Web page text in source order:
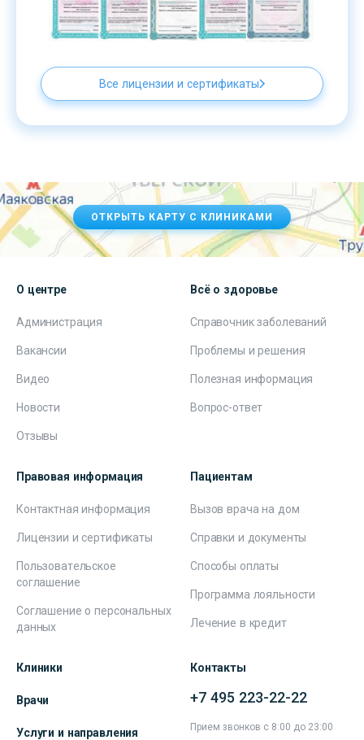
Все лицензии и сертификаты
ОТКРЫТЬ КАРТУ С КЛИНИКАМИ
О центре
Администрация
Вакансии
Видео
Новости
Отзывы
Всё о здоровье
Справочник заболеваний
Проблемы и решения
Полезная информация
Вопрос-ответ
Правовая информация
Контактная информация
Лицензии и сертификаты
Пользовательское
соглашение
Соглашение о персональных
данных
Пациентам
Вызов врача на дом
Справки и документы
Способы оплаты
Программа лояльности
Лечение в кредит
Клиники
Врачи
Услуги и направления
Контакты
+7 495 223-22-22
Прием звонков с 8:00 до 23:00